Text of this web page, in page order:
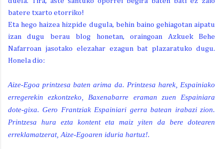
batere txarto etorriko!
Eta hego haizea hizpide dugula, behin baino gehiagotan aipatu
izan dugu berau blog honetan, oraingoan Azkuek Behe
Nafarroan jasotako elezahar ezagun bat plazaratuko dugu.
Honela dio:
Aize-Egoa printzesa baten arima da. Printzesa harek, Espainiako
erregerekin ezkontzeko, Baxenabarre eraman zuen Espainiara
dote-gixa. Gero Frantziak Espainiari gerra batean irabazi zion.
Printzesa hura ezta kontent eta maiz yiten da bere dotearen
erreklamatzerat, Aize-Egoaren iduria hartuz!.